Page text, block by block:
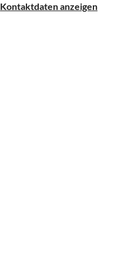
Kontaktdaten anzeigen